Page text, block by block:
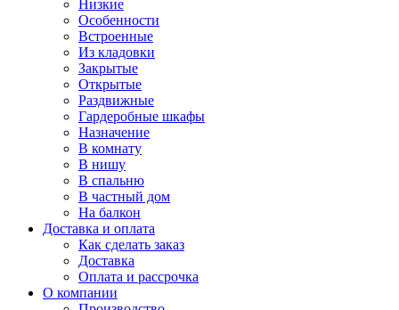
Низкие
Особенности
Встроенные
Из кладовки
Закрытые
Открытые
Раздвижные
Гардеробные шкафы
Назначение
В комнату
В нишу
В спальню
В частный дом
На балкон
Доставка и оплата
Как сделать заказ
Доставка
Оплата и рассрочка
О компании